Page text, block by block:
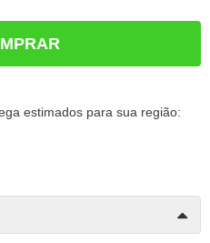
estimados para sua região: